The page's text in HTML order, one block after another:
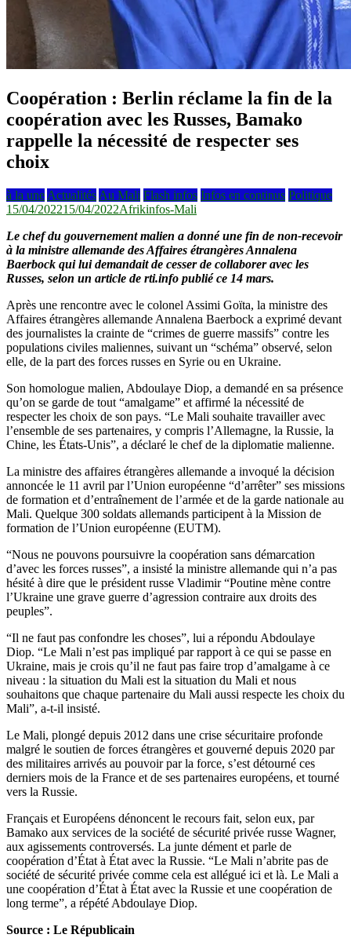
Coopération : Berlin réclame la fin de la
coopération avec les Russes, Bamako
rappelle la nécessité de respecter ses
choix
à la une Actualités Au Mali Flash infos Infos en continus Politique
15/04/202215/04/2022Afrikinfos-Mali
Le chef du gouvernement malien a donné une fin de non-recevoir
à la ministre allemande des Affaires étrangères Annalena
Baerbock qui lui demandait de cesser de collaborer avec les
Russes, selon un article de rti.info publié ce 14 mars.
Après une rencontre avec le colonel Assimi Goïta, la ministre des
Affaires étrangères allemande Annalena Baerbock a exprimé devant
des journalistes la crainte de “crimes de guerre massifs” contre les
populations civiles maliennes, suivant un “schéma” observé, selon
elle, de la part des forces russes en Syrie ou en Ukraine.
Son homologue malien, Abdoulaye Diop, a demandé en sa présence
qu’on se garde de tout “amalgame” et affirmé la nécessité de
respecter les choix de son pays. “Le Mali souhaite travailler avec
l’ensemble de ses partenaires, y compris l’Allemagne, la Russie, la
Chine, les États-Unis”, a déclaré le chef de la diplomatie malienne.
La ministre des affaires étrangères allemande a invoqué la décision
annoncée le 11 avril par l’Union européenne “d’arrêter” ses missions
de formation et d’entraînement de l’armée et de la garde nationale au
Mali. Quelque 300 soldats allemands participent à la Mission de
formation de l’Union européenne (EUTM).
“Nous ne pouvons poursuivre la coopération sans démarcation
d’avec les forces russes”, a insisté la ministre allemande qui n’a pas
hésité à dire que le président russe Vladimir “Poutine mène contre
l’Ukraine une grave guerre d’agression contraire aux droits des
peuples”.
“Il ne faut pas confondre les choses”, lui a répondu Abdoulaye
Diop. “Le Mali n’est pas impliqué par rapport à ce qui se passe en
Ukraine, mais je crois qu’il ne faut pas faire trop d’amalgame à ce
niveau : la situation du Mali est la situation du Mali et nous
souhaitons que chaque partenaire du Mali aussi respecte les choix du
Mali”, a-t-il insisté.
Le Mali, plongé depuis 2012 dans une crise sécuritaire profonde
malgré le soutien de forces étrangères et gouverné depuis 2020 par
des militaires arrivés au pouvoir par la force, s’est détourné ces
derniers mois de la France et de ses partenaires européens, et tourné
vers la Russie.
Français et Européens dénoncent le recours fait, selon eux, par
Bamako aux services de la société de sécurité privée russe Wagner,
aux agissements controversés. La junte dément et parle de
coopération d’État à État avec la Russie. “Le Mali n’abrite pas de
société de sécurité privée comme cela est allégué ici et là. Le Mali a
une coopération d’État à État avec la Russie et une coopération de
long terme”, a répété Abdoulaye Diop.
Source : Le Républicain